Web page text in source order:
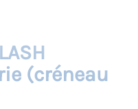
(créneau